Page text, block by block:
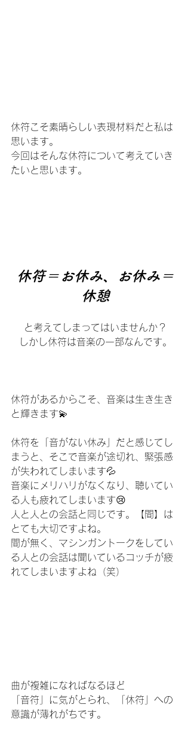
休符こそ素晴らしい表現材料だと私は
思います。
今回はそんな休符について考えていき
たいと思います。
休符＝お休み、お休み＝
休憩
と考えてしまってはいませんか？
しかし休符は音楽の一部なんです。
休符があるからこそ、音楽は生き生き
と輝きます💫
休符を「音がない休み」だと感じてし
まうと、そこで音楽が途切れ、緊張感
が失われてしまいます💦
音楽にメリハリがなくなり、聴いてい
る人も疲れてしまいます😢
人と人との会話と同じです。【間】は
とても大切ですよね。
間が無く、マシンガントークをしてい
る人との会話は聞いているコッチが疲
れてしまいますよね（笑）
曲が複雑になればなるほど
「音符」に気がとられ、「休符」への
意識が薄れがちです。